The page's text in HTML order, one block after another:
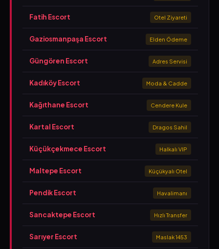
Fatih Escort Otel Ziyareti
Gaziosmanpaşa Escort Elden Ödeme
Güngören Escort Adres Servisi
Kadıköy Escort Moda & Cadde
Kağıthane Escort Cendere Kule
Kartal Escort Dragos Sahil
Küçükçekmece Escort Halkalı VIP
Maltepe Escort Küçükyalı Otel
Pendik Escort Havalimanı
Sancaktepe Escort Hızlı Transfer
Sarıyer Escort Maslak 1453